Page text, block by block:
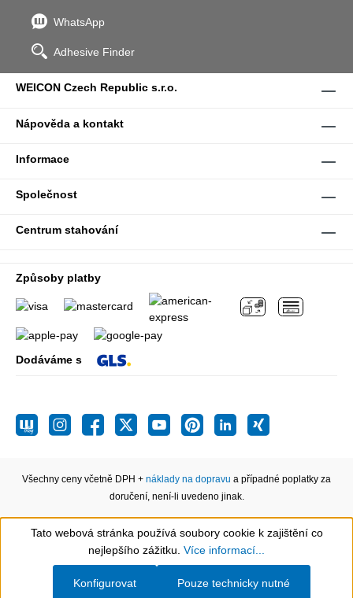
WhatsApp
Adhesive Finder
WEICON Czech Republic s.r.o.
Nápověda a kontakt
Informace
Společnost
Centrum stahování
Způsoby platby
Dodáváme s
Všechny ceny včetně DPH + náklady na dopravu a případné poplatky za
doručení, není-li uvedeno jinak.
Show toolbar
Tato webová stránka používá soubory cookie k zajištění co
nejlepšího zážitku. Více informací...
Pouze technicky nutné
Konfigurovat